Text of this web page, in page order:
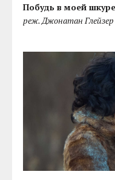
Побудь в моей
реж. Джонатан Глейзер